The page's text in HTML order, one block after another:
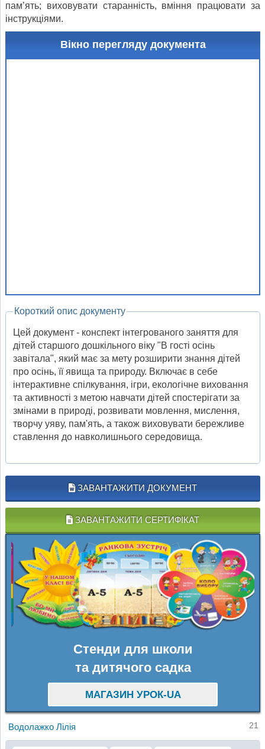
пам’ять; виховувати старанність, вміння працювати за
інструкціями.
Вікно перегляду документа
Короткий опис документу
Цей документ - конспект інтегрованого заняття для
дітей старшого дошкільного віку "В гості осінь
завітала", який має за мету розширити знання дітей
про осінь, її явища та природу. Включає в себе
інтерактивне спілкування, ігри, екологічне виховання
та активності з метою навчати дітей спостерігати за
змінами в природі, розвивати мовлення, мислення,
творчу уяву, пам'ять, а також виховувати бережливе
ставлення до навколишнього середовища.
ЗАВАНТАЖИТИ ДОКУМЕНТ
ЗАВАНТАЖИТИ СЕРТИФІКАТ
Стенди для школи
та дитячого садка
МАГАЗИН УРОК-UA
Водолажко Лілія 21